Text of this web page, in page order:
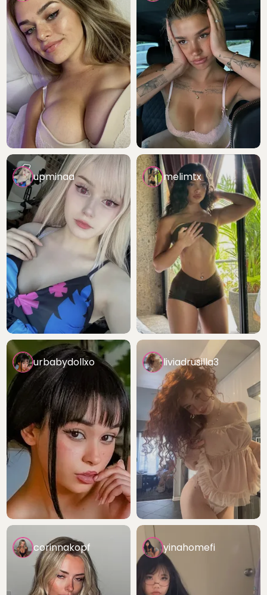
upminaa melimtx
urbabydollxo liviadrusilla3
corinnakopf yinahomefi